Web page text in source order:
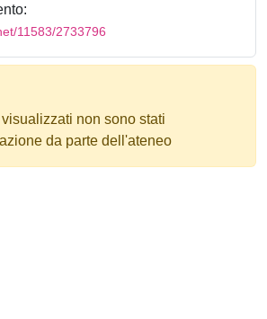
11583/2733796
non sono stati
da parte dell'ateneo